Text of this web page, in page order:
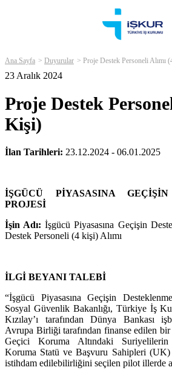
Ana Sayfa Duyurular Proje Destek Personeli Alımı
23 Aralık 2024
Proje Destek
Kişi)
İlan Tarihleri: 23.12.2024 - 06.01.2025
İŞGÜCÜ PİYASASINA
PROJESİ
İşin Adı:İşgücü Piyasasına Geçişin
Destek Personeli (4 kişi) Alımı
İLGİ BEYANI TALEBİ
“İşgücü Piyasasına Geçişin
Sosyal Güvenlik Bakanlığı, Türkiye İş
Kızılay’ı tarafından Dünya Bankası
Avrupa Birliği tarafından finanse edilen bir
Geçici Koruma Altındaki Suriyelilerin
Koruma Statü ve Başvuru Sahipleri (UK)
istihdam edilebilirliğini seçilen pilot illerde